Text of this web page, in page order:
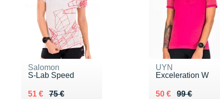
Salomon
S-Lab Speed
75 €
Au lieu de 75 €
51 €
Vendu 51 €
UYN
Exceleration W
99 €
Au lieu de 99 €
50 €
Vendu 50 €